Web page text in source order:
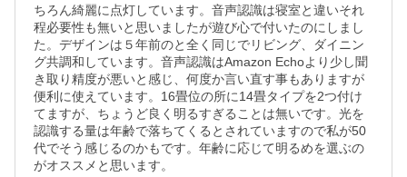
ちろん綺麗に点灯しています。音声認識は寝室と違いそれ
程必要性も無いと思いましたが遊び心で付いたのにしまし
た。デザインは５年前のと全く同じでリビング、ダイニン
グ共調和しています。音声認識はAmazon Echoより少し聞
き取り精度が悪いと感じ、何度か言い直す事もありますが
便利に使えています。16畳位の所に14畳タイプを2つ付け
てますが、ちょうど良く明るすぎることは無いです。光を
認識する量は年齢で落ちてくるとされていますので私が50
代でそう感じるのかもです。年齢に応じて明るめを選ぶの
がオススメと思います。